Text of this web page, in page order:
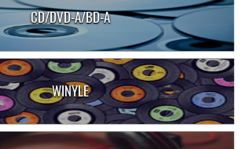
CD/DVD-A/BD-A
WINYLE